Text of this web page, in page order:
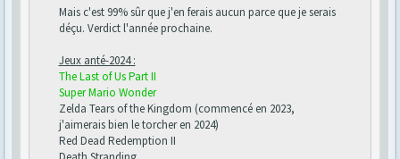
Mais c'est 99% sûr que j'en ferais aucun parce que je serais
déçu. Verdict l'année prochaine.
Jeux anté-2024 :
The Last of Us Part II
Super Mario Wonder
Zelda Tears of the Kingdom (commencé en 2023,
j'aimerais bien le torcher en 2024)
Red Dead Redemption II